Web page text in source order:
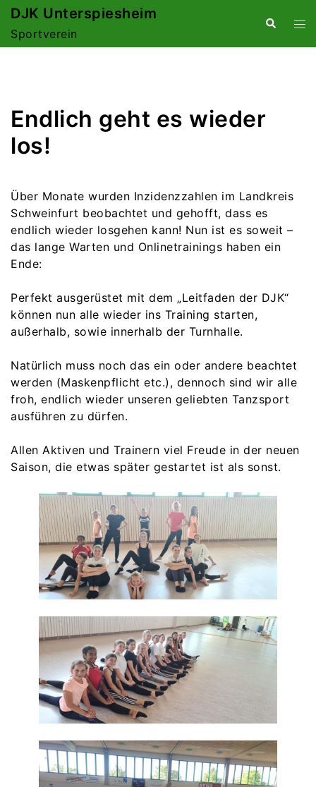
Zum
springen
DJK Unterspiesheim
Sportverein
Suche
Endlich geht es wieder
los!
Über Monate wurden Inzidenzzahlen im Landkreis
Schweinfurt beobachtet und gehofft, dass es
endlich wieder losgehen kann! Nun ist es soweit –
das lange Warten und Onlinetrainings haben ein
Ende:
Perfekt ausgerüstet mit dem „Leitfaden der DJK“
können nun alle wieder ins Training starten,
außerhalb, sowie innerhalb der Turnhalle.
Natürlich muss noch das ein oder andere beachtet
werden (Maskenpflicht etc.), dennoch sind wir alle
froh, endlich wieder unseren geliebten Tanzsport
ausführen zu dürfen.
Allen Aktiven und Trainern viel Freude in der neuen
Saison, die etwas später gestartet ist als sonst.